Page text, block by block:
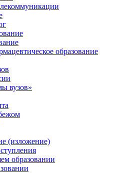
образование
вузов»
(изложение)
образовании